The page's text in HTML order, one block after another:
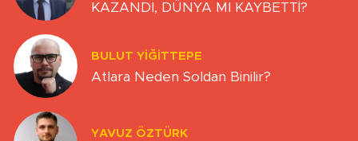
KAZANDI, DÜNYA MI KAYBETTİ?
BULUT YİĞİTTEPE
Atlara Neden Soldan Binilir?
YAVUZ ÖZTÜRK